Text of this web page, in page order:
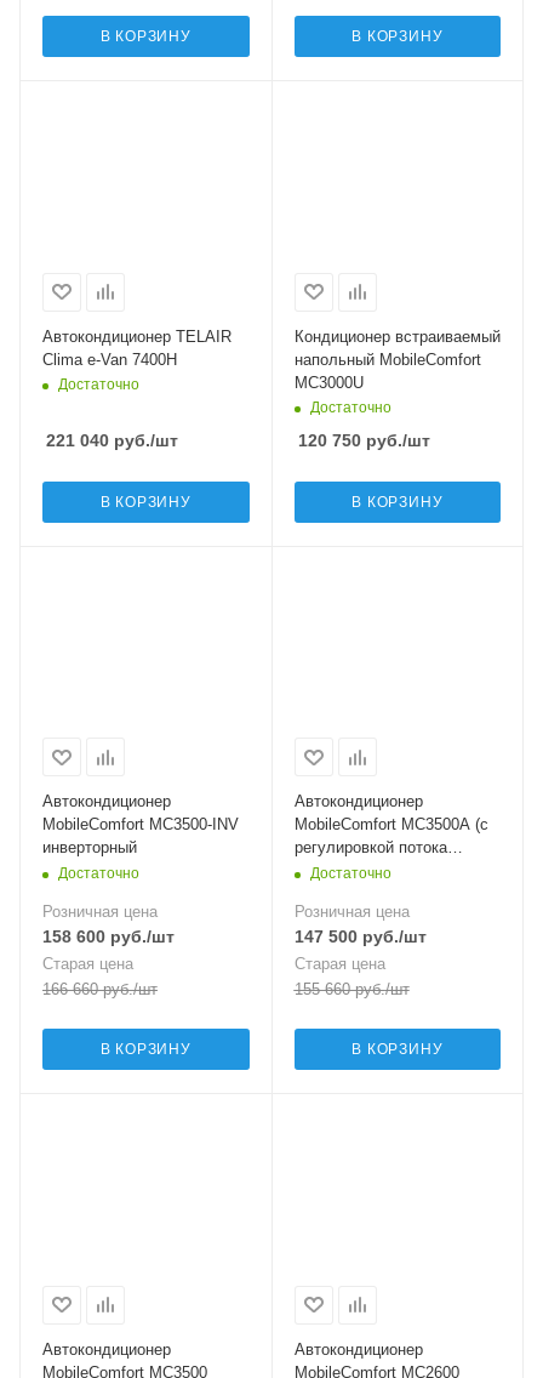
В КОРЗИНУ В КОРЗИНУ
Автокондиционер TELAIR
Clima e-Van 7400H
Достаточно
221 040 руб./шт
В КОРЗИНУ
Кондиционер встраиваемый
напольный MobileComfort
MC3000U
Достаточно
120 750руб./шт
В КОРЗИНУ
Автокондиционер
MobileComfort MC3500-INV
инверторный
Достаточно
Розничная цена
158 600 руб./шт
Старая цена
166 660руб./шт
В КОРЗИНУ
Автокондиционер
MobileComfort MC3500А (с
регулировкой потока
воздуха)
Достаточно
Розничная цена
147 500руб./шт
Старая цена
155 660руб./шт
В КОРЗИНУ
Автокондиционер
MobileComfort MC3500
Автокондиционер
MobileComfort MC2600